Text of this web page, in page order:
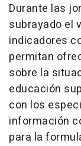
Durante las
subrayado el
indicadores
permitan
sobre la
educación
con los
información
para la